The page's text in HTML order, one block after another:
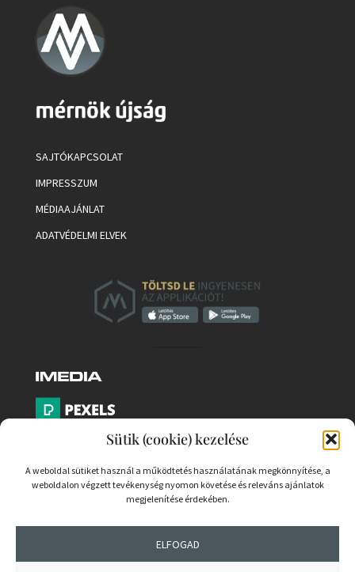
Sütik (cookie) kezelése
A weboldal sütiket használ a működtetés használatának megkönnyítése, a
weboldalon végzett tevékenység nyomon követése és releváns ajánlatok
megjelenítése érdekében.
ELFOGAD
SAJTÓKAPCSOLAT
IMPRESSZUM
MÉDIAAJÁNLAT
ADATVÉDELMI ELVEK
PARTNEREK